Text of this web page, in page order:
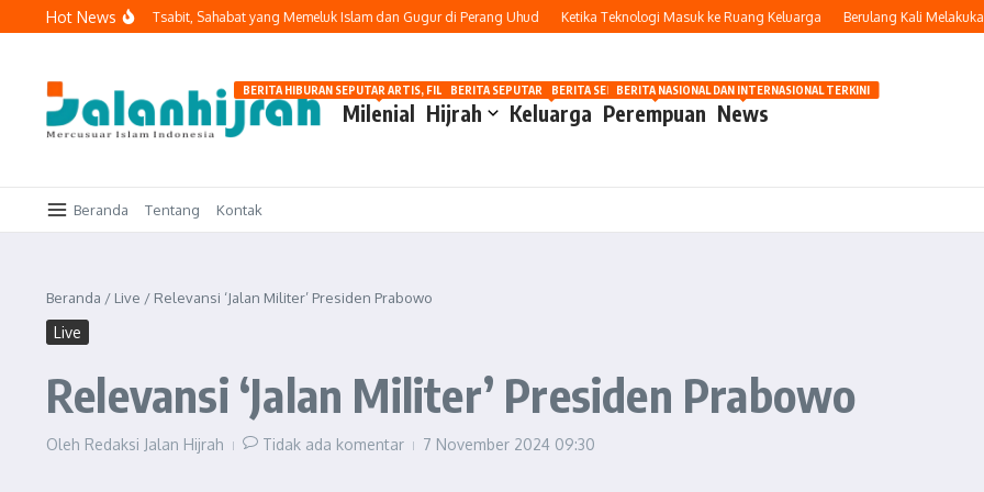
Lewati ke konten
Hot News
Baik Amr bin Tsabit, Sahabat yang Memeluk Islam dan Gugur di Perang Uhud Ketika Teknologi Masuk ke Ruang Keluarga Berulang Kali Melakukan
Milenial
BERITA HIBURAN SEPUTAR ARTIS, FILM, DAN GOSIP
Hijrah Keluarga
BERITA SEPUTAR OTOMOTIF HARI INI
Perempuan
BERITA SEPUTAR KECANTIKAN WANITA
News
BERITA NASIONAL DAN INTERNASIONAL TERKINI
Beranda Tentang Kontak
Beranda / Live / Relevansi ‘Jalan Militer’ Presiden Prabowo
Live
Relevansi ‘Jalan Militer’ Presiden Prabowo
Oleh Redaksi Jalan Hijrah Tidak ada komentar 7 November 2024 09:30